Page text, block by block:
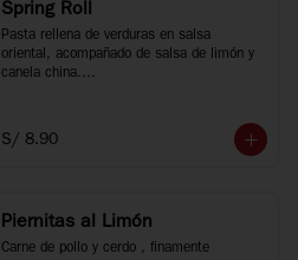
Spring Roll
Pasta rellena de verduras en salsa
oriental, acompañado de salsa de limón y
canela china.
S/ 8.90
Piernitas al Limón
Carne de pollo y cerdo , finamente